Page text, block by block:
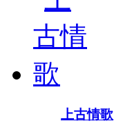
上古情歌